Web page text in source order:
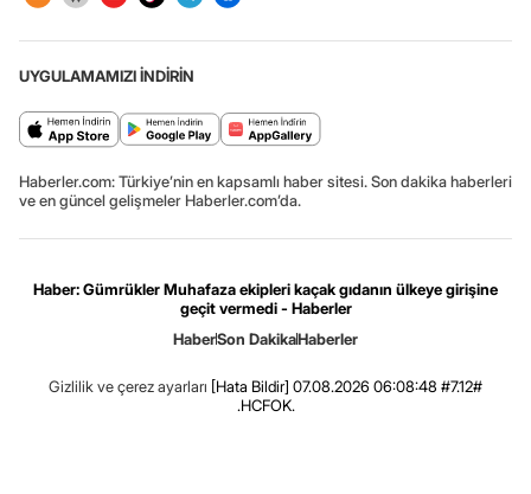
UYGULAMAMIZI İNDİRİN
Haberler.com: Türkiye’nin en kapsamlı haber sitesi. Son dakika haberleri
ve en güncel gelişmeler Haberler.com’da.
Haber: Gümrükler Muhafaza ekipleri kaçak gıdanın ülkeye girişine
geçit vermedi - Haberler
HaberSon DakikaHaberler
Gizlilik ve çerez ayarları [Hata Bildir] 07.08.2026 06:08:48 #7.12#
.HCFOK.